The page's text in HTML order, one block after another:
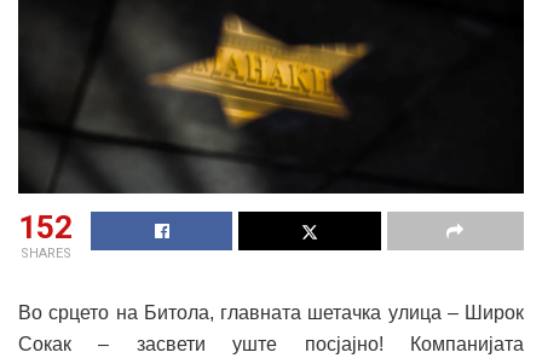
152
SHARES
Во срцето на Битола, главната шетачка улица – Широк
Сокак – засвети уште посјајно! Компанијата